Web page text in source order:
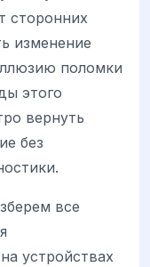
сторонних
изменение
поломки
этого
вернуть
без
все
устройствах